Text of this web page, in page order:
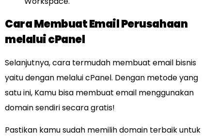
Cara Membuat Email Perusahaan
melalui cPanel
Selanjutnya, cara termudah membuat email bisnis
yaitu dengan melalui cPanel. Dengan metode yang
satu ini, Kamu bisa membuat email menggunakan
domain sendiri secara gratis!
Pastikan kamu sudah memilih domain terbaik untuk